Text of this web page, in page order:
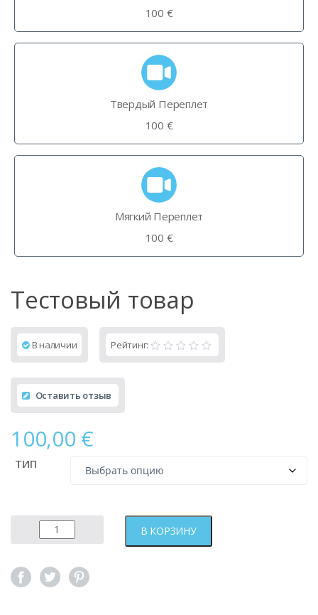
100 €
Твердый Переплет
100 €
Мягкий Переплет
100 €
Тестовый товар
В наличии Рейтинг:
Оставить отзыв
100,00 €
ТИП
Количество
товара
товар
В КОРЗИНУ